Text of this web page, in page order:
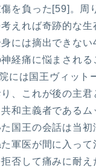
を負った[59]。周
えれば奇跡的な生
には摘出できな
経痛に悩まされる
には国王ヴィット
、これが後の主君
和主義者であるム
国王の会話は当初
軍医が間に入って
否して痛みに耐え